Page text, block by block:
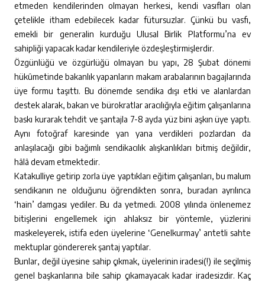
etmeden kendilerinden olmayan herkesi, kendi vasıfları olan
çetelikle itham edebilecek kadar fütursuzlar. Çünkü bu vasfı,
emekli bir generalin kurduğu Ulusal Birlik Platformu’na ev
sahipliği yapacak kadar kendileriyle özdeşleştirmişlerdir.
Özgünlüğü ve özgürlüğü olmayan bu yapı, 28 Şubat dönemi
hükûmetinde bakanlık yapanların makam arabalarının bagajlarında
üye formu taşıttı. Bu dönemde sendika dışı etki ve alanlardan
destek alarak, bakan ve bürokratlar aracılığıyla eğitim çalışanlarına
baskı kurarak tehdit ve şantajla 7-8 ayda yüz bini aşkın üye yaptı.
Aynı fotoğraf karesinde yan yana verdikleri pozlardan da
anlaşılacağı gibi bağımlı sendikacılık alışkanlıkları bitmiş değildir,
hâlâ devam etmektedir.
Katakulliye getirip zorla üye yaptıkları eğitim çalışanları, bu malum
sendikanın ne olduğunu öğrendikten sonra, buradan ayrılınca
‘hain’ damgası yediler. Bu da yetmedi. 2008 yılında önlenemez
bitişlerini engellemek için ahlaksız bir yöntemle, yüzlerini
maskeleyerek, istifa eden üyelerine ‘Genelkurmay’ antetli sahte
mektuplar göndererek şantaj yaptılar.
Bunlar, değil üyesine sahip çıkmak, üyelerinin iradesi(!) ile seçilmiş
genel başkanlarına bile sahip çıkamayacak kadar iradesizdir. Kaç